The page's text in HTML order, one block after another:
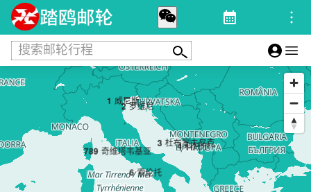
搜索邮轮行程
1 威尼斯
2 罗维尼
3 杜布罗夫尼克
4 科托尔
6 索伦托
789 奇维塔韦基亚